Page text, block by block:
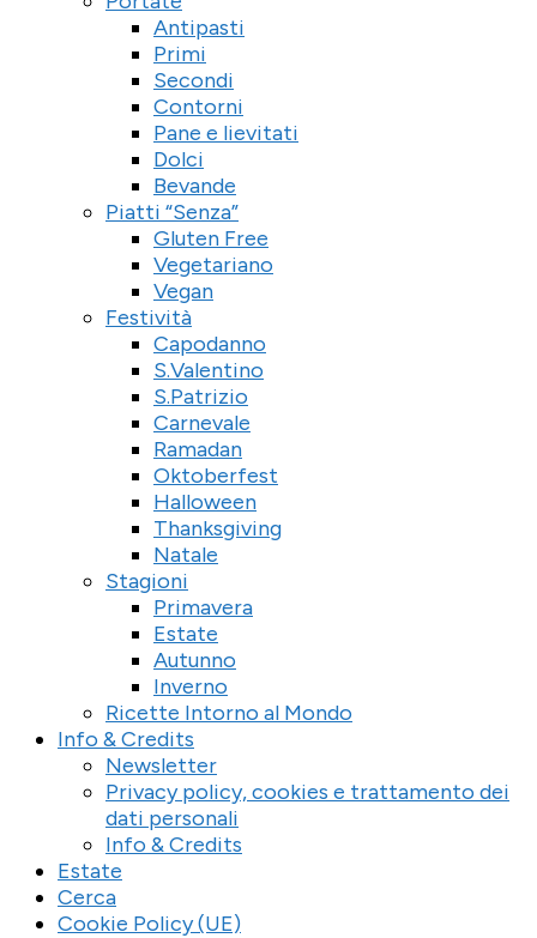
Antipasti
Primi
Secondi
Contorni
Pane e lievitati
Dolci
Bevande
Piatti “Senza”
Gluten Free
Vegetariano
Vegan
Festività
Capodanno
S.Valentino
S.Patrizio
Carnevale
Ramadan
Oktoberfest
Halloween
Thanksgiving
Natale
Stagioni
Primavera
Estate
Autunno
Inverno
Ricette Intorno al Mondo
Info & Credits
Newsletter
Privacy policy, cookies e trattamento dei
dati personali
Info & Credits
Estate
Cerca
Cookie Policy (UE)